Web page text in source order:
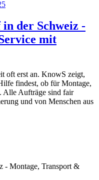
der Schweiz -
mit
oft erst an. KnowS zeigt,
findest, ob für Montage,
Alle Aufträge sind fair
und von Menschen aus
- Montage, Transport &